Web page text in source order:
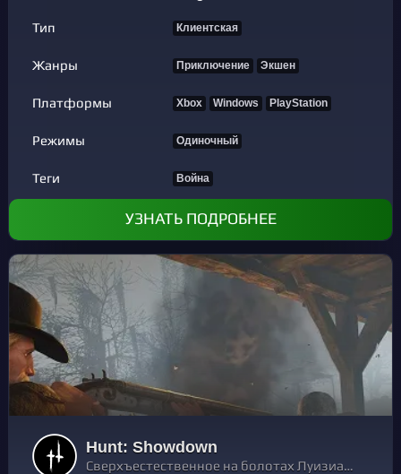
Тип Клиентская
Жанры Приключение Экшен
Платформы Xbox Windows PlayStation
Режимы Одиночный
Теги Война
УЗНАТЬ ПОДРОБНЕЕ
Hunt: Showdown
Сверхъестественное на болотах Луизианы